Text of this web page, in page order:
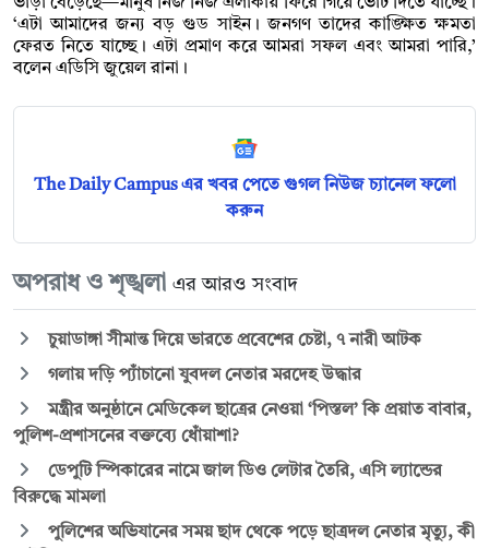
‘এটা আমাদের জন্য বড় গুড সাইন। জনগণ তাদের কাঙ্ক্ষিত ক্ষমতা
ফেরত নিতে যাচ্ছে। এটা প্রমাণ করে আমরা সফল এবং আমরা পারি,’
বলেন এডিসি জুয়েল রানা।
The Daily Campus এর খবর পেতে গুগল নিউজ চ্যানেল ফলো
করুন
অপরাধ ও শৃঙ্খলা এর আরও সংবাদ
চুয়াডাঙ্গা সীমান্ত দিয়ে ভারতে প্রবেশের চেষ্টা, ৭ নারী আটক
গলায় দড়ি প্যাঁচানো যুবদল নেতার মরদেহ উদ্ধার
মন্ত্রীর অনুষ্ঠানে মেডিকেল ছাত্রের নেওয়া ‘পিস্তল’ কি প্রয়াত বাবার,
পুলিশ-প্রশাসনের বক্তব্যে ধোঁয়াশা?
ডেপুটি স্পিকারের নামে জাল ডিও লেটার তৈরি, এসি ল্যান্ডের
বিরুদ্ধে মামলা
পুলিশের অভিযানের সময় ছাদ থেকে পড়ে ছাত্রদল নেতার মৃত্যু, কী